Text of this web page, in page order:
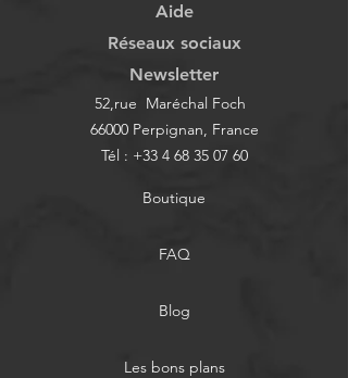
Aide
Réseaux sociaux
Newsletter
52,rue Maréchal Foch
66000 Perpignan, France
Tél : +33 4 68 35 07 60
Boutique
FAQ
Blog
Les bons plans